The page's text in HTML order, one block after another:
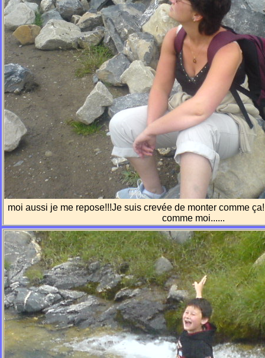
moi aussi je me repose!!!Je suis crevée de monter comme
comme moi......